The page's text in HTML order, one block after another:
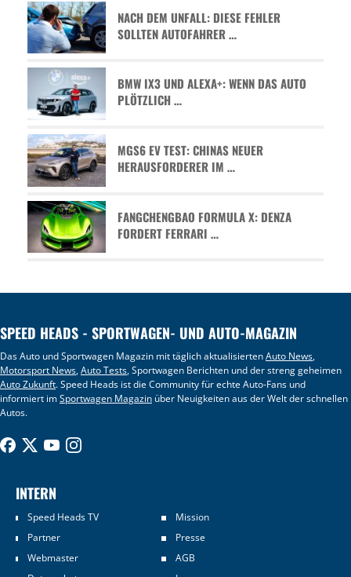
NACH DEM UNFALL: DIESE FEHLER
SOLLTEN AUTOFAHRER …
BMW IX3 UND ALEXA+: WENN DAS AUTO
PLÖTZLICH …
MGS6 EV TEST: CHINAS NEUER
HERAUSFORDERER IM …
FANGCHENGBAO FORMULA X: DENZA
FORDERT FERRARI …
SPEED HEADS - SPORTWAGEN- UND AUTO-MAGAZIN
Das Auto und Sportwagen Magazin mit täglich aktualisiertenAuto News,
Motorsport News,Auto Tests, Sportwagen Berichten und der streng geheimen
Auto Zukunft. Speed Heads ist die Community für echte Auto-Fans und
informiert imSportwagen Magazin über Neuigkeiten aus der Welt der schnellen
Autos.
INTERN
Speed Heads TV
Mission
Partner
Presse
Webmaster
AGB